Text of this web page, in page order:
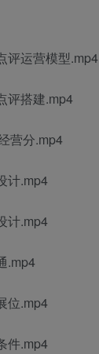
评运营模型.mp4
评搭建.mp4
营分.mp4
计.mp4
计.mp4
.mp4
位.mp4
件.mp4